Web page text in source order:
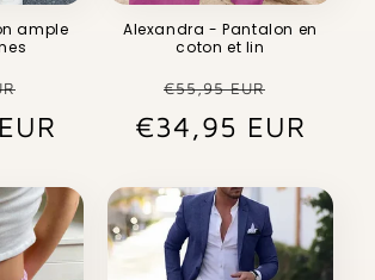
ample
promotionnel
Alexandra - Pantalon en
coton et lin
Prix
habituel
€55,95 EUR
€34,95 EUR